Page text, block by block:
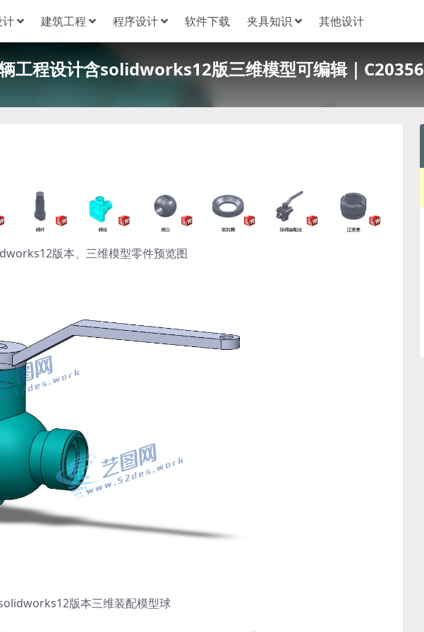
计 建筑工程 程序设计 软件下载 夹具知识 其他设计
工程设计含solidworks12版三维模型可编辑｜C20356
版本、三维模型零件预览图
版本三维装配模型球